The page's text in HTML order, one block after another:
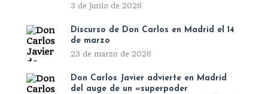
3 de junio de 2026
Discurso de Don Carlos en Madrid el 14
de marzo
23 de marzo de 2026
Don Carlos Javier advierte en Madrid
del auge de un «superpoder